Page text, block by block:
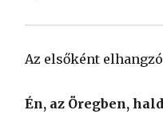
Az elsőként
Én, az Öregben,